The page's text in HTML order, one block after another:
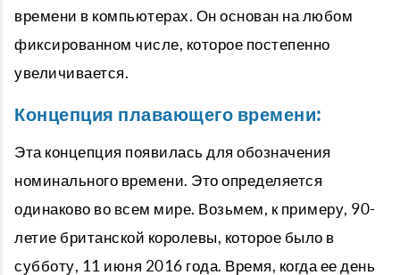
времени в компьютерах. Он основан на любом
фиксированном числе, которое постепенно
увеличивается.
Концепция плавающего времени:
Эта концепция появилась для обозначения
номинального времени. Это определяется
одинаково во всем мире. Возьмем, к примеру, 90-
летие британской королевы, которое было в
субботу, 11 июня 2016 года. Время, когда ее день